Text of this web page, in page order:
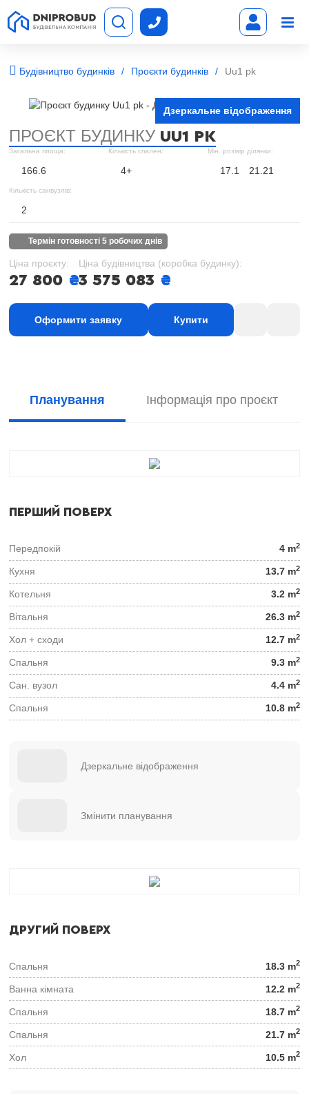
Будівництво будинків Проєкти будинків Uu1 pk
Дзеркальне відображення
ПРОЄКТ БУДИНКУ UU1 PK
Загальна площа:
166.6
Кількість спален:
4+
Мін. розмір ділянки:
17.1 21.21
Кількість санвузлів:
2
термін готовності 5 робочих днів
Ціна проєкту:
27 800 ₴
Ціна будівництва (коробка будинку):
3 575 083 ₴
Оформити заявку Купити
Планування Інформація про проєкт
ПЕРШИЙ ПОВЕРХ
Передпокій 4 m2
Кухня 13.7 m2
Котельня 3.2 m2
Вітальня 26.3 m2
Хол + сходи 12.7 m2
Спальня 9.3 m2
Сан. вузол 4.4 m2
Спальня 10.8 m2
Дзеркальне відображення
Змінити планування
ДРУГИЙ ПОВЕРХ
Спальня 18.3 m2
Ванна кімната 12.2 m2
Спальня 18.7 m2
Спальня 21.7 m2
Хол 10.5 m2